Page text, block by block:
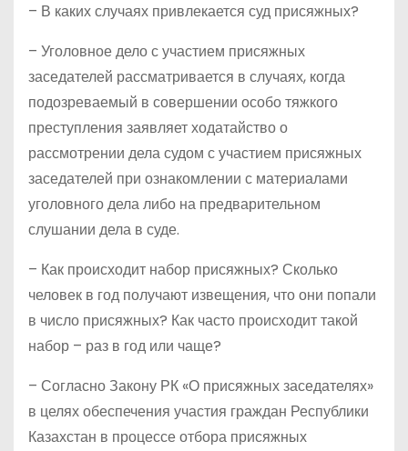
– В каких случаях привлекается суд присяжных?
– Уголовное дело с участием присяжных
заседателей рассматривается в случаях, когда
подозреваемый в совершении особо тяжкого
преступления заявляет ходатайство о
рассмотрении дела судом с участием присяжных
заседателей при ознакомлении с материалами
уголовного дела либо на предварительном
слушании дела в суде.
– Как происходит набор присяжных? Сколько
человек в год получают извещения, что они попали
в число присяжных? Как часто происходит такой
набор – раз в год или чаще?
– Согласно Закону РК «О присяжных заседателях»
в целях обеспечения участия граждан Республики
Казахстан в процессе отбора присяжных